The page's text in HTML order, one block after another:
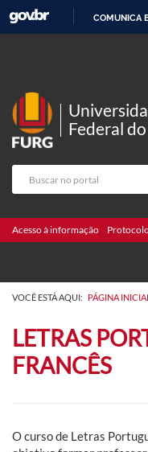
COMUNICA
Federal
Acesso à informação
VOCÊ ESTÁ AQUI: PÁGINA INICIAL
LETRAS
FRANCÊS
O curso de Letras